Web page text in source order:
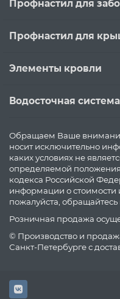
Профнастил для
Профнастил для
Элементы кровли
Водосточная система
Обращаем Ваше
носит исключительно
каких условиях не
определяемой
кодекса Российской
информации о стоимости
пожалуйста, обращайтесь
Розничная продажа
© Производство и
Санкт-Петербурге с